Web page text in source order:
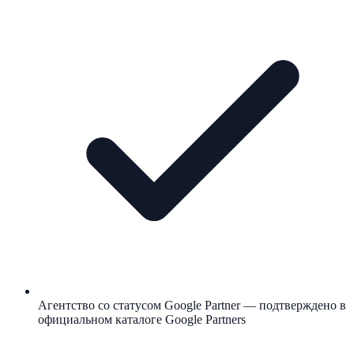
Агентство со статусом Google Partner — подтверждено в
официальном каталоге Google Partners